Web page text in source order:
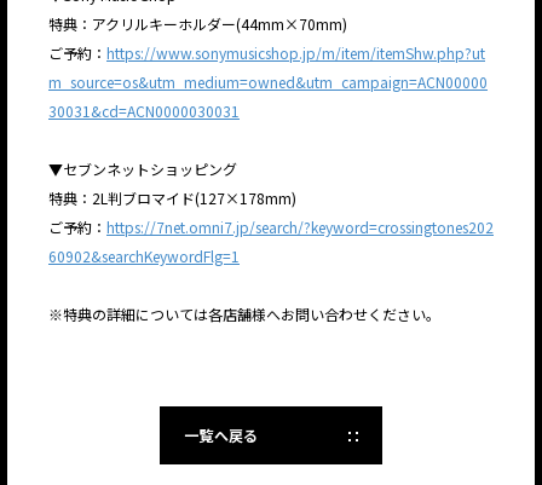
特典：アクリルキーホルダー(44mm×70mm)
ご予約： https://www.sonymusicshop.jp/m/item/itemShw.php?ut
m_source=os&utm_medium=owned&utm_campaign=ACN00000
30031&cd=ACN0000030031
▼セブンネットショッピング
特典：2L判ブロマイド(127×178mm)
ご予約： https://7net.omni7.jp/search/?keyword=crossingtones202
60902&searchKeywordFlg=1
※特典の詳細については各店舗様へお問い合わせください。
一覧へ戻る